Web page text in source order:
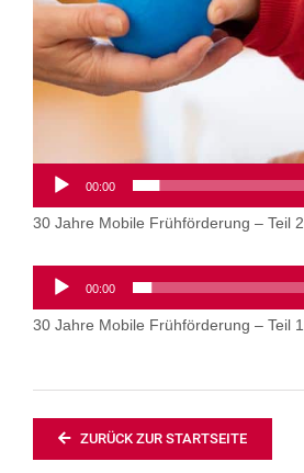
Audio-
Player
00:00
30 Jahre Mobile Frühförderung – Teil 2
Audio-
Player
00:00
30 Jahre Mobile Frühförderung – Teil 1
ZURÜCK ZUR STARTSEITE